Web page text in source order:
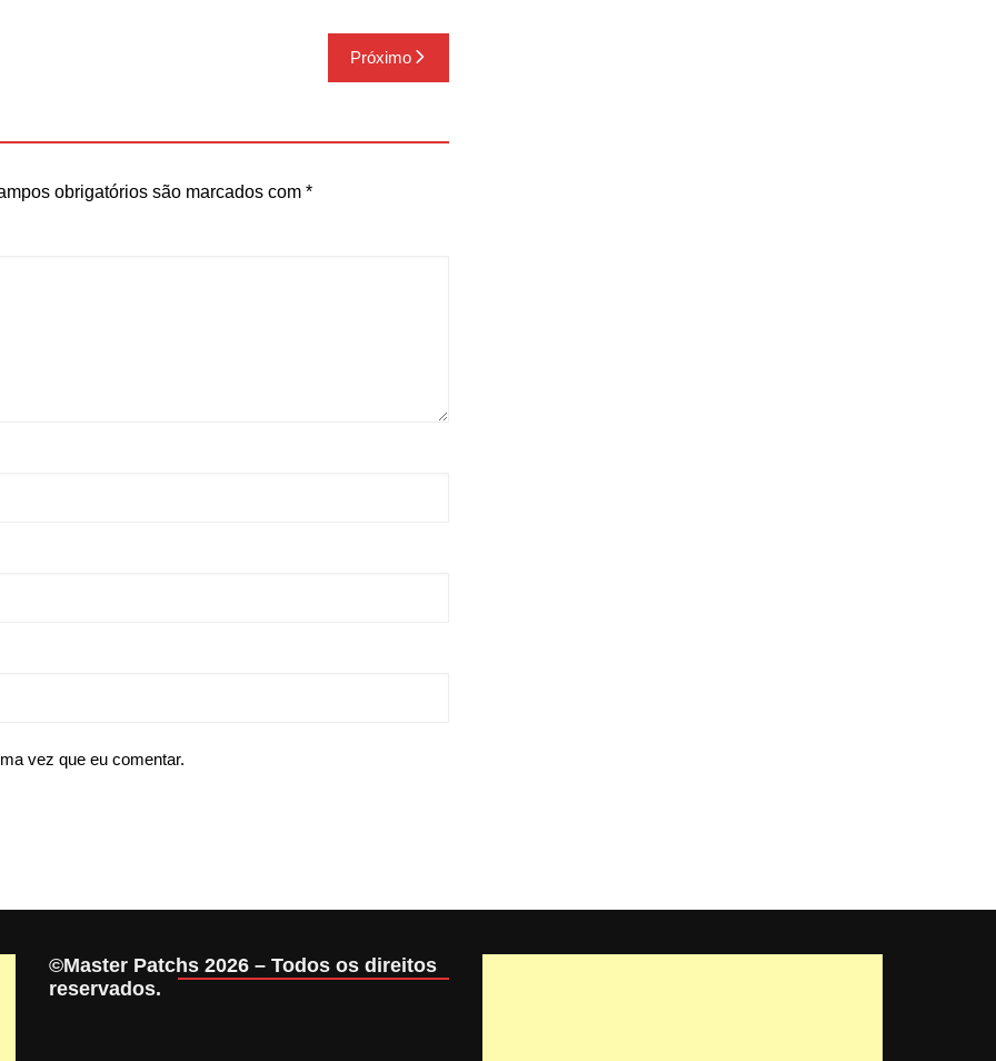
Próximo
obrigatórios são marcados com *
vez que eu comentar.
©Master Patchs 2026 – Todos os direitos
reservados.